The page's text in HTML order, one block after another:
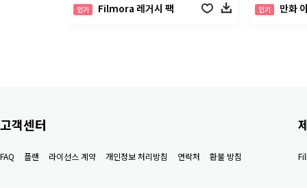
인기 Filmora 레거시 팩 인기 만화
고객센터
FAQ 플랜 라이선스 계약 개인정보 처리방침 연락처 환불 방침